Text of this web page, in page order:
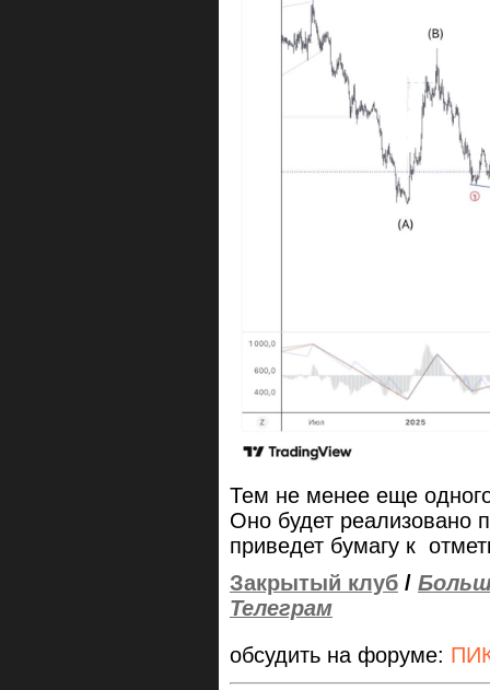
Тем не менее еще
Оно будет реализовано
приведет бумагу к
Закрытый клуб /
Телеграм
обсудить на форуме: